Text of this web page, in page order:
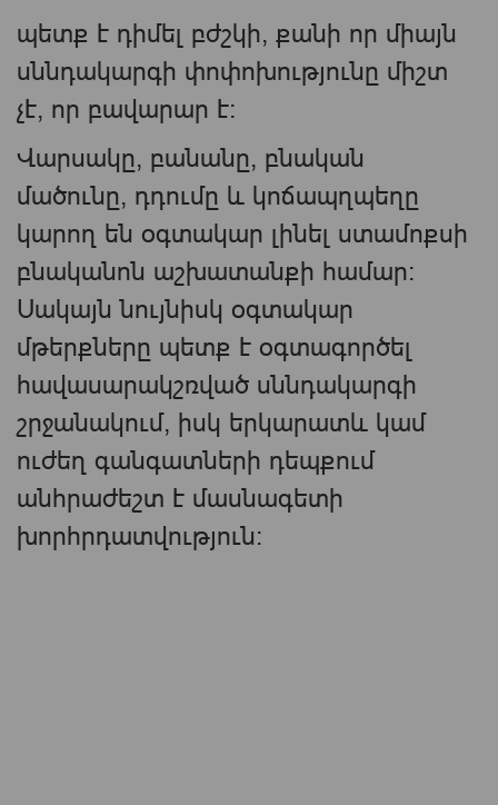
պետք է դիմել բժշկի, քանի որ միայն
սննդակարգի փոփոխությունը միշտ
չէ, որ բավարար է։
Վարսակը, բանանը, բնական
մածունը, դդումը և կոճապղպեղը
կարող են օգտակար լինել ստամոքսի
բնականոն աշխատանքի համար։
Սակայն նույնիսկ օգտակար
մթերքները պետք է օգտագործել
հավասարակշռված սննդակարգի
շրջանակում, իսկ երկարատև կամ
ուժեղ գանգատների դեպքում
անհրաժեշտ է մասնագետի
խորհրդատվություն։